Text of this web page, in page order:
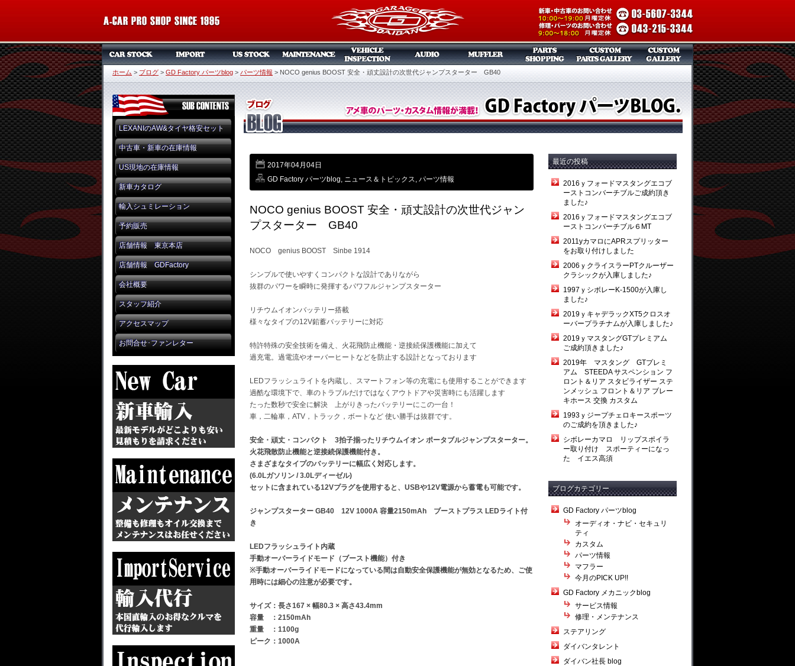
ホーム > ブログ > GD Factory パーツblog > パーツ情報 > NOCO genius BOOST 安全・頑丈設計の次世代ジャンプスターター GB40
LEXANIのAW&タイヤ格安セット
中古車・新車の在庫情報
US現地の在庫情報
新車カタログ
輸入シュミレーション
予約販売
店舗情報 東京本店
店舗情報 GDFactory
会社概要
スタッフ紹介
アクセスマップ
お問合せ･ファンレター
2017年04月04日
GD Factory パーツblog, ニュース＆トピックス, パーツ情報
NOCO genius BOOST 安全・頑丈設計の次世代ジャン
プスターター GB40
NOCO genius BOOST Sinbe 1914
シンプルで使いやすくコンパクトな設計でありながら
抜群のパワーを瞬時に発揮するパワフルジャンプスターター
リチウムイオンバッテリー搭載
様々なタイプの12V鉛蓄バッテリーに対応
特許特殊の安全技術を備え、火花飛防止機能・逆接続保護機能に加えて
過充電。過電流やオーバーヒートなどを防止する設計となっております
LEDフラッシュライトを内蔵し、スマートフォン等の充電にも使用することができます
過酷な環境下で、車のトラブルだけではなくアウトドアや災害時にも活躍します
たった数秒で安全に解決 上がりきったバッテリーにこの一台！
車，二輪車，ATV，トラック，ボートなど 使い勝手は抜群です。
安全・頑丈・コンパクト 3拍子揃ったリチウムイオン ポータブルジャンプスターター。
火花飛散防止機能と逆接続保護機能付き。
さまざまなタイプのバッテリーに幅広く対応します。
(6.0Lガソリン / 3.0Lディーゼル)
セットに含まれている12Vプラグを使用すると、USBや12V電源から蓄電も可能です。
ジャンプスターター GB40 12V 1000A 容量2150mAh ブーストプラス LEDライト付
き
LEDフラッシュライト内蔵
手動オーバーライドモード（ブースト機能）付き
※手動オーバーライドモードになっている間は自動安全保護機能が無効となるため、ご使
用時には細心の注意が必要です。
サイズ：長さ167 × 幅80.3 × 高さ43.4mm
容量 ：2150mAh
重量 ：1100g
ピーク：1000A
最近の投稿
2016ｙフォードマスタングエコブ
ーストコンバーチブルご成約頂き
ました♪
2016ｙフォードマスタングエコブ
ーストコンバーチブル６MT
2011yカマロにAPRスプリッター
をお取り付けしました
2006ｙクライスラーPTクルーザー
クラシックが入庫しました♪
1997ｙシボレーK-1500が入庫し
ました♪
2019ｙキャデラックXT5クロスオ
ーバープラチナムが入庫しました♪
2019ｙマスタングGTプレミアム
ご成約頂きました♪
2019年 マスタング GTプレミ
アム STEEDA サスペンション フ
ロント＆リア スタビライザー ステ
ンメッシュ フロント＆リア ブレー
キホース 交換 カスタム
1993ｙジープチェロキースポーツ
のご成約を頂きました♪
シボレーカマロ リップスポイラ
ー取り付け スポーティーになっ
た イエス高須
ブログカテゴリー
GD Factory パーツblog
オーディオ・ナビ・セキュリ
ティ
カスタム
パーツ情報
マフラー
今月のPICK UP!!
GD Factory メカニックblog
サービス情報
修理・メンテナンス
ステアリング
ダイバンタレント
ダイバン社長 blog